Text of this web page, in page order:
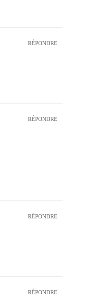
RÉPONDRE
RÉPONDRE
RÉPONDRE
RÉPONDRE